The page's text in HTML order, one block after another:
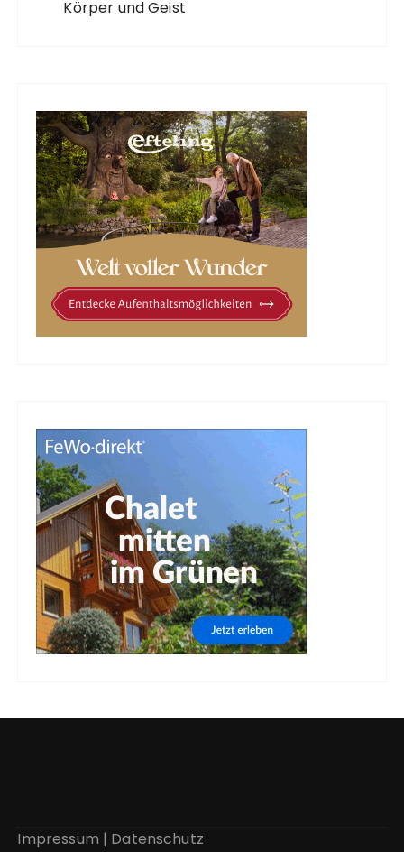
Körper und Geist
Impressum | Datenschutz